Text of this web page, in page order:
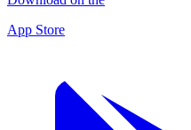
App Store